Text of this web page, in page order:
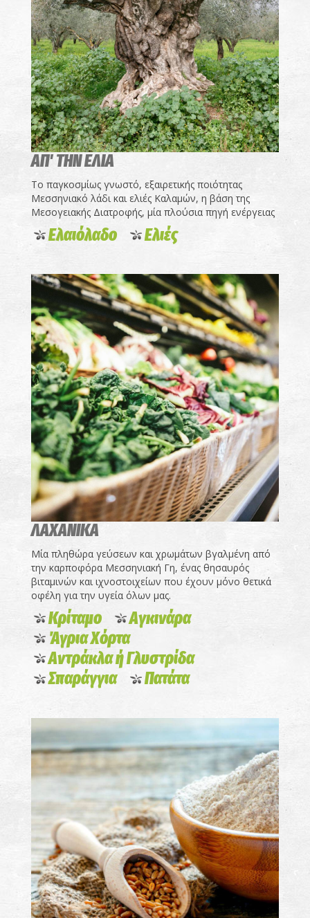
ΑΠ' ΤΗΝ ΕΛΙΑ
Το παγκοσμίως γνωστό, εξαιρετικής ποιότητας
Μεσσηνιακό λάδι και ελιές Καλαμών, η βάση της
Μεσογειακής Διατροφής, μία πλούσια πηγή ενέργειας
Ελαιόλαδο Ελιές
ΛΑΧΑΝΙΚΑ
Μία πληθώρα γεύσεων και χρωμάτων βγαλμένη από
την καρποφόρα Μεσσηνιακή Γη, ένας θησαυρός
βιταμινών και ιχνοστοιχείων που έχουν μόνο θετικά
οφέλη για την υγεία όλων μας.
Κρίταμο
Αγκινάρα
Άγρια Χόρτα
Αντράκλα ή Γλυστρίδα
Σπαράγγια
Πατάτα